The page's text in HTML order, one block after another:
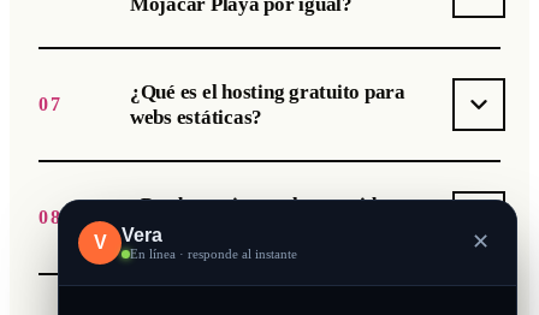
07
¿Qué es el hosting gratuito para
webs estáticas?
08
¿Puedo gestionar el contenido yo
mismo?
V Vera
En línea · responde al instante ✕